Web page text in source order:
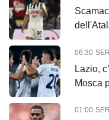
06:30
Lazio,
Mosca
01:00